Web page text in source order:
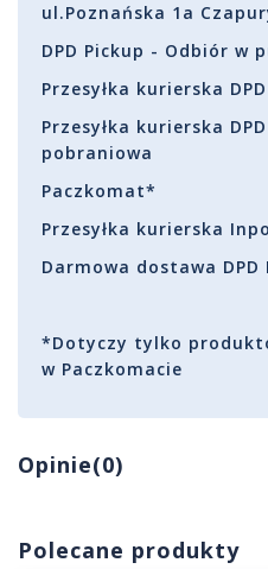
ul.Poznańska 1a
DPD Pickup - Odbiór w
Przesyłka kurierska DPD
Przesyłka kurierska DPD
pobraniowa
Paczkomat*
Przesyłka kurierska
Darmowa dostawa DPD
*Dotyczy tylko
w Paczkomacie
Opinie(0)
Polecane produkty